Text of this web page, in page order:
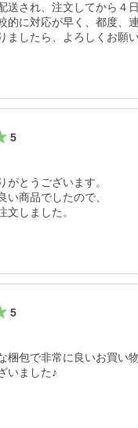
送され、注文してから４
的に対応が早く、都度、
ましたら、よろしくお願い
5
がとうございます。
い商品でしたので、
文しました。
5
梱包で非常に良いお買い
いました♪